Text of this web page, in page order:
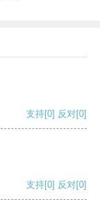
支持[0] 反对[0]
支持[0] 反对[0]